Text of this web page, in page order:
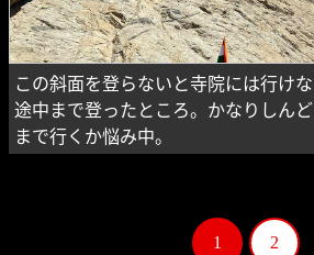
この斜面を登らないと寺院には行け
途中まで登ったところ。かなりしん
まで行くか悩み中。
1 2